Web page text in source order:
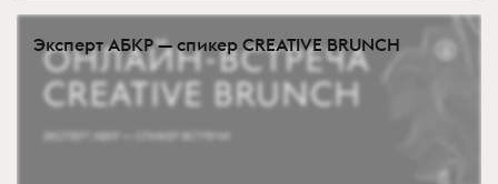
Эксперт АБКР — спикер CREATIVE BRUNCH